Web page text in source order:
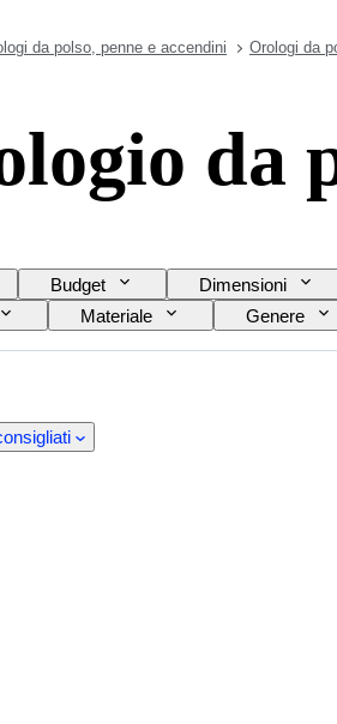
da polso, penne e accendini Orologi da
da
Budget Dimensioni
Materiale Genere
del cinturino dell’orologio